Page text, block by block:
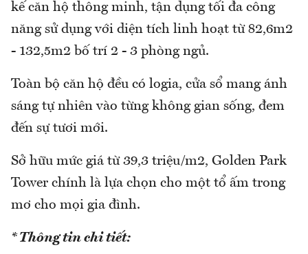
kế căn hộ thông minh, tận dụng tối đa công
năng sử dụng với diện tích linh hoạt từ 82,6m2
- 132,5m2 bố trí 2 - 3 phòng ngủ.
Toàn bộ căn hộ đều có logia, cửa sổ mang ánh
sáng tự nhiên vào từng không gian sống, đem
đến sự tươi mới.
Sở hữu mức giá từ 39,3 triệu/m2, Golden Park
Tower chính là lựa chọn cho một tổ ấm trong
mơ cho mọi gia đình.
* Thông tin chi tiết: